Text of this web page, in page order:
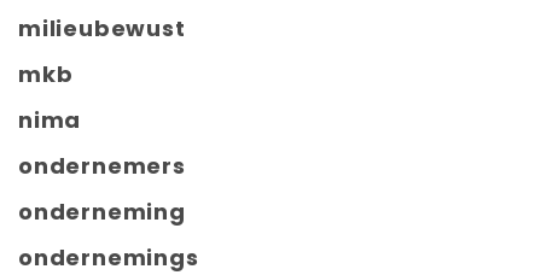
milieubewust
mkb
nima
ondernemers
onderneming
ondernemings